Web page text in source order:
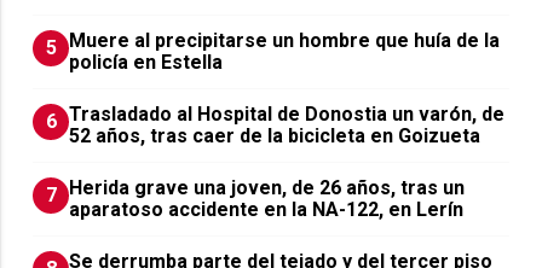
5 Muere al precipitarse un hombre que huía de la
policía en Estella
6 Trasladado al Hospital de Donostia un varón, de
52 años, tras caer de la bicicleta en Goizueta
7 Herida grave una joven, de 26 años, tras un
aparatoso accidente en la NA-122, en Lerín
Se derrumba parte del tejado y del tercer piso